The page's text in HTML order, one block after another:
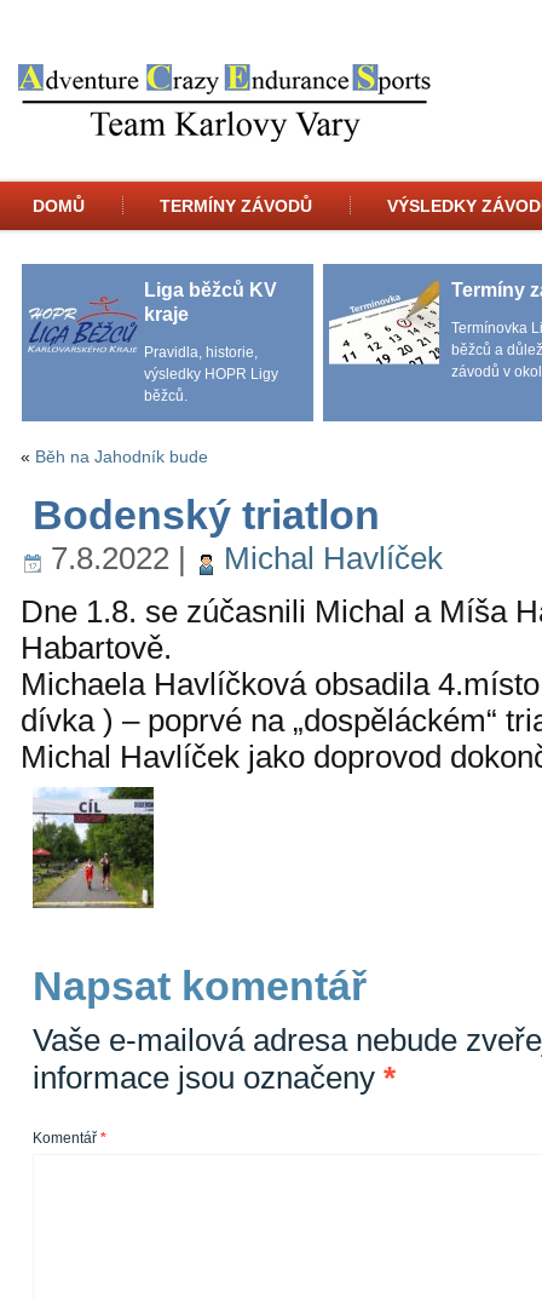
DOMŮ TERMÍNY ZÁVODŮ VÝSLEDKY
Liga běžců KV
kraje
Pravidla, historie,
výsledky HOPR Ligy
běžců.
Termíny
Termínovka
běžců a
závodů v
« Běh na Jahodník bude
Bodenský triatlon
7.8.2022 |
Michal Havlíček
Dne 1.8. se zúčasnili Michal a Míša
Habartově.
Michaela Havlíčková obsadila
dívka ) – poprvé na „dospěláckém“
Michal Havlíček jako doprovod
Napsat komentář
Vaše e-mailová adresa nebude
informace jsou označeny *
Komentář *